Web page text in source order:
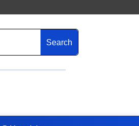
Search